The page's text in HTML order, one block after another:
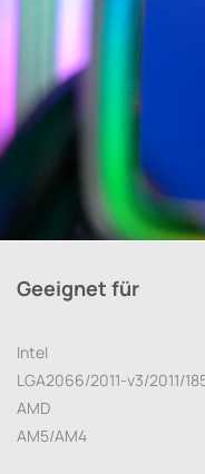
Geeignet für
Intel
LGA2066/2011-v3/2011/
AMD
AM5/AM4